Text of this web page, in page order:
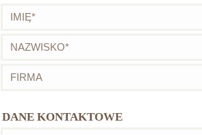
DANE KONTAKTOWE